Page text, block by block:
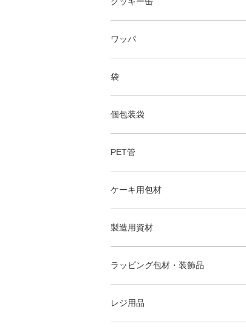
ワッパ
袋
個包装袋
PET管
ケーキ用包材
製造用資材
ラッピング包材・装飾品
レジ用品